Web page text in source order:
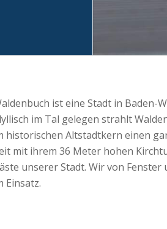
ist eine Stadt in Baden-
im Tal gelegen strahlt
historischen Altstadtkern einen
mit ihrem 36 Meter hohen
unserer Stadt. Wir von
Einsatz.